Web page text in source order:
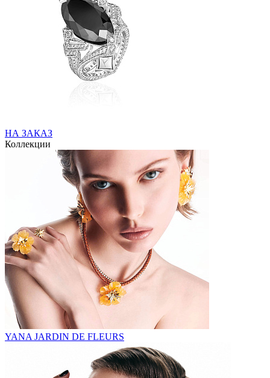
НА ЗАКАЗ
Коллекции
YANA JARDIN DE FLEURS